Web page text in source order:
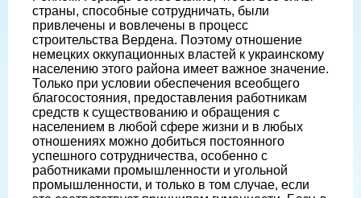
страны, способные сотрудничать, были
привлечены и вовлечены в процесс
строительства Вердена. Поэтому отношение
немецких оккупационных властей к украинскому
населению этого района имеет важное значение.
Только при условии обеспечения всеобщего
благосостояния, предоставления работникам
средств к существованию и обращения с
населением в любой сфере жизни и в любых
отношениях можно добиться постоянного
успешного сотрудничества, особенно с
работниками промышленности и угольной
промышленности, и только в том случае, если